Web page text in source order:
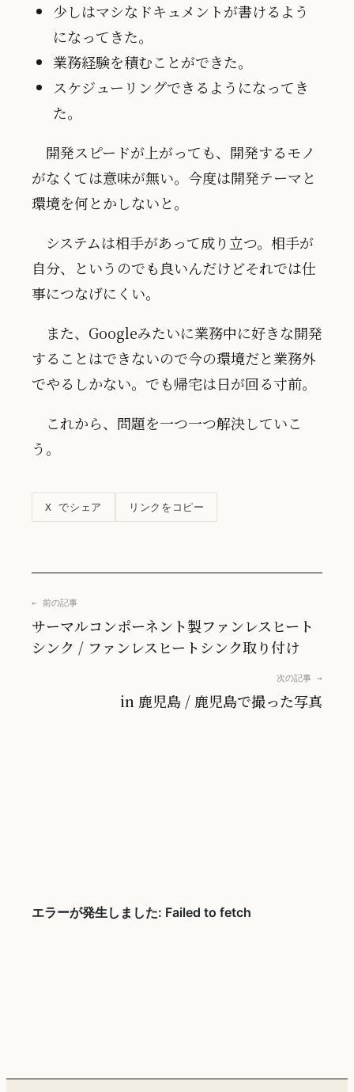
少しはマシなドキュメントが書けるよう
になってきた。
業務経験を積むことができた。
スケジューリングできるようになってき
た。
開発スピードが上がっても、開発するモノ
がなくては意味が無い。今度は開発テーマと
環境を何とかしないと。
システムは相手があって成り立つ。相手が
自分、というのでも良いんだけどそれでは仕
事につなげにくい。
また、Googleみたいに業務中に好きな開発
することはできないので今の環境だと業務外
でやるしかない。でも帰宅は日が回る寸前。
これから、問題を一つ一つ解決していこ
う。
X でシェア リンクをコピー
← 前の記事
サーマルコンポーネント製ファンレスヒート
シンク / ファンレスヒートシンク取り付け
次の記事 →
in 鹿児島 / 鹿児島で撮った写真